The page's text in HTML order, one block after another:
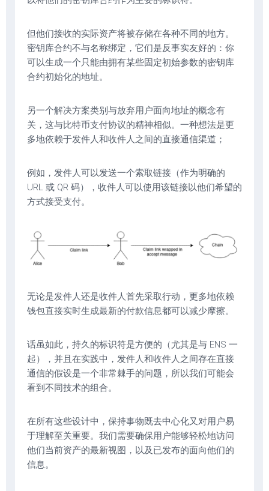
但他们接收的实际资产将被存储在各种不同的地方。
密钥库合约不与名称绑定，它们是反事实友好的：你
可以生成一个只能由拥有某些固定初始参数的密钥库
合约初始化的地址。
另一个解决方案类别与放弃用户面向地址的概念有
关，这与比特币支付协议的精神相似。一种想法是更
多地依赖于发件人和收件人之间的直接通信渠道；
例如，发件人可以发送一个索取链接（作为明确的
URL 或 QR 码），收件人可以使用该链接以他们希望的
方式接受支付。
无论是发件人还是收件人首先采取行动，更多地依赖
钱包直接实时生成最新的付款信息都可以减少摩擦。
话虽如此，持久的标识符是方便的（尤其是与 ENS 一
起），并且在实践中，发件人和收件人之间存在直接
通信的假设是一个非常棘手的问题，所以我们可能会
看到不同技术的组合。
在所有这些设计中，保持事物既去中心化又对用户易
于理解至关重要。我们需要确保用户能够轻松地访问
他们当前资产的最新视图，以及已发布的面向他们的
信息。